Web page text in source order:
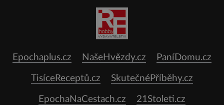
Epochaplus.cz NašeHvězdy.cz PaníDomu.cz
TisíceReceptů.cz SkutečnéPříběhy.cz
EpochaNaCestach.cz 21Stoleti.cz